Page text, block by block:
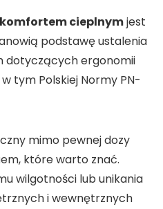
komfortem cieplnymjest
podstawę ustalenia
dotyczących ergonomii
tym Polskiej Normy PN-
mimo pewnej dozy
które warto znać.
wilgotności lub unikania
i wewnętrznych